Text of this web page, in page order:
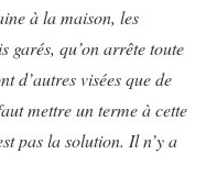
à la maison, les
garés, qu’on arrête toute
d’autres visées que de
mettre un terme à cette
pas la solution. Il n’y a